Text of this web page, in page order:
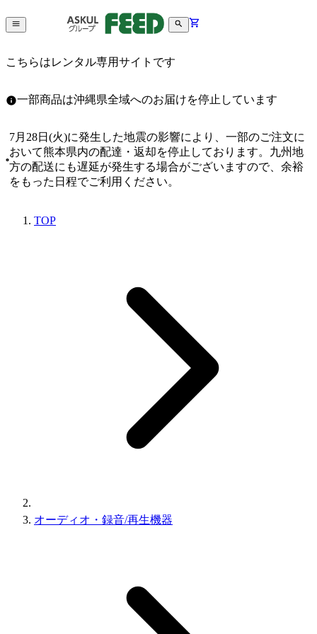
こちらはレンタル専用サイトです
一部商品は沖縄県全域へのお届けを停止しています
7月28日(火)に発生した地震の影響により、一部のご注文に
おいて熊本県内の配達・返却を停止しております。九州地
方の配送にも遅延が発生する場合がございますので、余裕
をもった日程でご利用ください。
TOP
オーディオ・録音/再生機器